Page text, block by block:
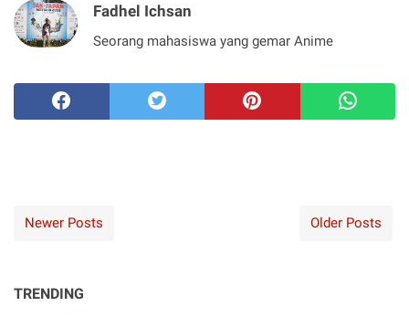
Fadhel Ichsan
Seorang mahasiswa yang gemar Anime
Newer Posts Older Posts
TRENDING